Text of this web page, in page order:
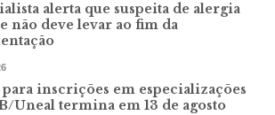
alerta que suspeita de alergia
não deve levar ao fim da
inscrições em especializações
Uneal termina em 13 de agosto